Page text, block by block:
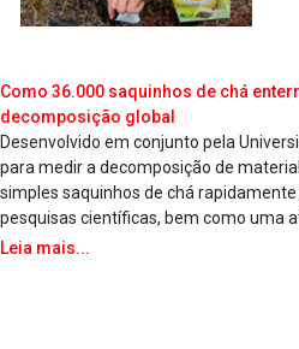
Como 36.000 saquinhos de chá
decomposição global
Desenvolvido em conjunto pela
para medir a decomposição de
simples saquinhos de chá
pesquisas científicas, bem como uma
Leia mais...